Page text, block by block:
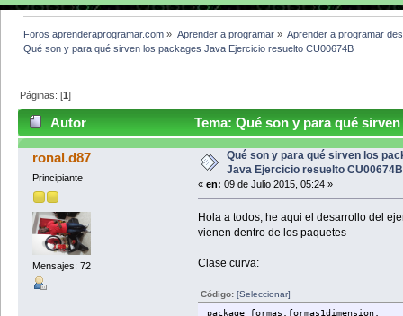
Foros aprenderaprogramar.com » Aprender a programar» Aprender a programar
Qué son y para qué sirven los packages Java Ejercicio resuelto CU00674B
Páginas: [1]
Autor
Tema: Qué son y para qué
(Leído 3660 veces)
ronal.d87
Principiante
Mensajes: 72
Qué son y para qué sirven los
Java Ejercicio resuelto CU00674B
« en: 09 de Julio 2015, 05:24 »
Hola a todos, he aqui el desarrollo del
vienen dentro de los paquetes
Clase curva:
Código: [Seleccionar]
package formas.formas1dimension;